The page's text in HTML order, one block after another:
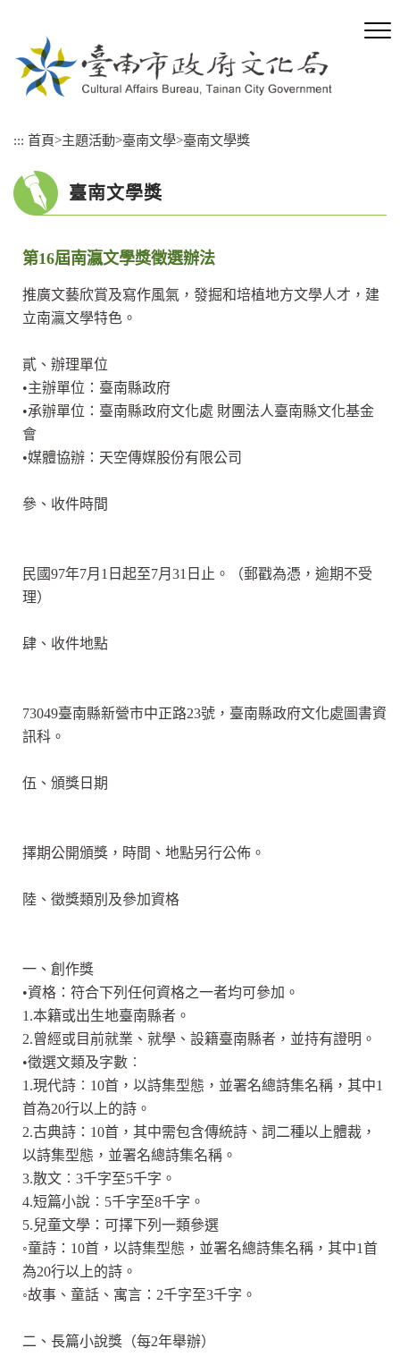
::: 首頁>主題活動>臺南文學>臺南文學獎
臺南文學獎
第16屆南瀛文學獎徵選辦法
推廣文藝欣賞及寫作風氣，發掘和培植地方文學人才，建
立南瀛文學特色。
貳、辦理單位
•主辦單位：臺南縣政府
•承辦單位：臺南縣政府文化處 財團法人臺南縣文化基金
會
•媒體協辦：天空傳媒股份有限公司
參、收件時間
民國97年7月1日起至7月31日止。（郵戳為憑，逾期不受
理）
肆、收件地點
73049臺南縣新營市中正路23號，臺南縣政府文化處圖書資
訊科。
伍、頒獎日期
擇期公開頒獎，時間、地點另行公佈。
陸、徵獎類別及參加資格
一、創作獎
•資格：符合下列任何資格之一者均可參加。
1.本籍或出生地臺南縣者。
2.曾經或目前就業、就學、設籍臺南縣者，並持有證明。
•徵選文類及字數︰
1.現代詩︰10首，以詩集型態，並署名總詩集名稱，其中1
首為20行以上的詩。
2.古典詩：10首，其中需包含傳統詩、詞二種以上體裁，
以詩集型態，並署名總詩集名稱。
3.散文︰3千字至5千字。
4.短篇小說︰5千字至8千字。
5.兒童文學：可擇下列一類參選
◦童詩：10首，以詩集型態，並署名總詩集名稱，其中1首
為20行以上的詩。
◦故事、童話、寓言：2千字至3千字。
二、長篇小說獎（每2年舉辦）